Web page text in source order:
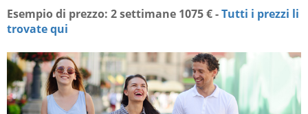
Esempio di prezzo: 2 settimane 1075 € -Tutti i prezzi li
trovate qui